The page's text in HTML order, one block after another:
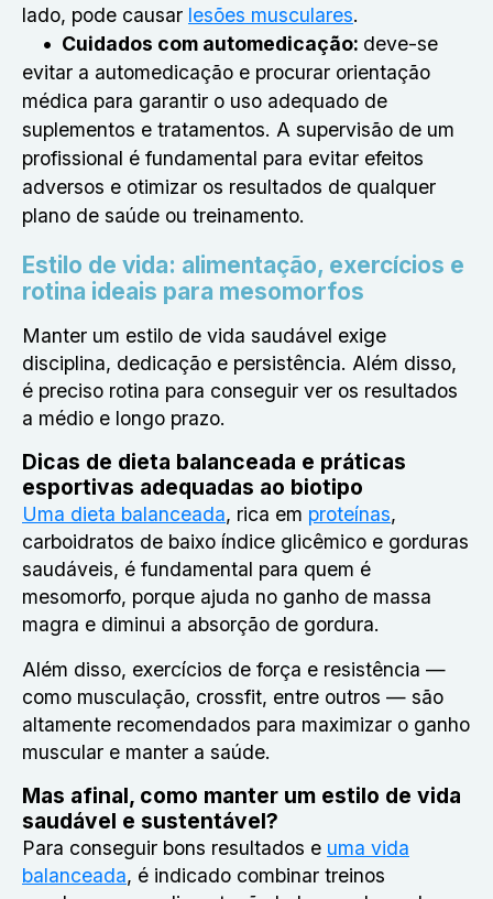
lado, pode causar lesões musculares.
Cuidados com automedicação: deve-se
evitar a automedicação e procurar orientação
médica para garantir o uso adequado de
suplementos e tratamentos. A supervisão de um
profissional é fundamental para evitar efeitos
adversos e otimizar os resultados de qualquer
plano de saúde ou treinamento.
Estilo de vida: alimentação, exercícios e
rotina ideais para mesomorfos
Manter um estilo de vida saudável exige
disciplina, dedicação e persistência. Além disso,
é preciso rotina para conseguir ver os resultados
a médio e longo prazo.
Dicas de dieta balanceada e práticas
esportivas adequadas ao biotipo
Uma dieta balanceada, rica em proteínas,
carboidratos de baixo índice glicêmico e gorduras
saudáveis, é fundamental para quem é
mesomorfo, porque ajuda no ganho de massa
magra e diminui a absorção de gordura.
Além disso, exercícios de força e resistência —
como musculação, crossfit, entre outros — são
altamente recomendados para maximizar o ganho
muscular e manter a saúde.
Mas afinal, como manter um estilo de vida
saudável e sustentável?
Para conseguir bons resultados e uma vida
balanceada, é indicado combinar treinos